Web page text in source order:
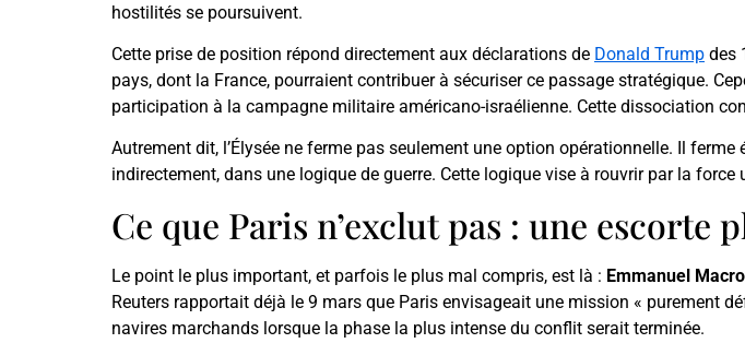
hostilités se poursuivent.
Cette prise de position répond directement aux déclarations de Donald Trump des
pays, dont la France, pourraient contribuer à sécuriser ce passage stratégique.
participation à la campagne militaire américano-israélienne. Cette dissociation
Autrement dit, l’Élysée ne ferme pas seulement une option opérationnelle. Il
indirectement, dans une logique de guerre. Cette logique vise à rouvrir par la
Ce que Paris n’exclut pas : une escorte
Le point le plus important, et parfois le plus mal compris, est là : Emmanuel
Reuters rapportait déjà le 9 mars que Paris envisageait une mission « purement
navires marchands lorsque la phase la plus intense du conflit serait terminée.